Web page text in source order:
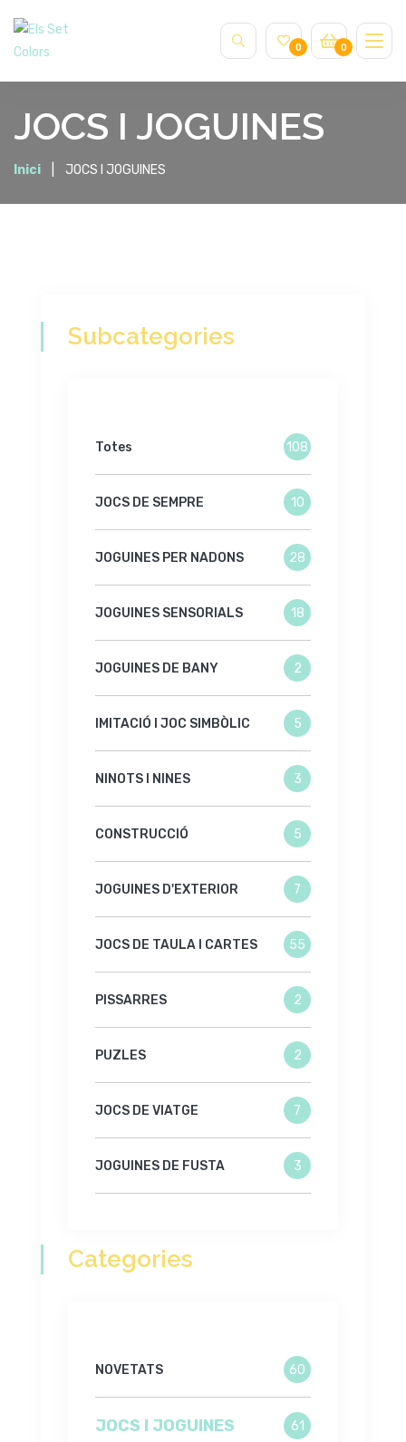
0 0
JOCS I JOGUINES
Inici JOCS I JOGUINES
Subcategories
Totes 108
JOCS DE SEMPRE 10
JOGUINES PER NADONS 28
JOGUINES SENSORIALS 18
JOGUINES DE BANY 2
IMITACIÓ I JOC SIMBÒLIC 5
NINOTS I NINES 3
CONSTRUCCIÓ 5
JOGUINES D'EXTERIOR 7
JOCS DE TAULA I CARTES 55
PISSARRES 2
PUZLES 2
JOCS DE VIATGE 7
JOGUINES DE FUSTA 3
Categories
NOVETATS 60
JOCS I JOGUINES 61